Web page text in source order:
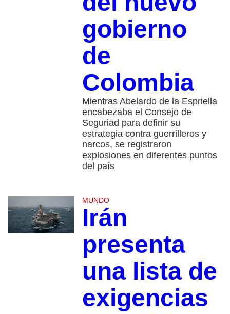
gobierno
de
Colombia
Mientras Abelardo de la Espriella
encabezaba el Consejo de
Seguriad para definir su
estrategia contra guerrilleros y
narcos, se registraron
explosiones en diferentes puntos
del país
MUNDO
Irán
presenta
una lista de
exigencias